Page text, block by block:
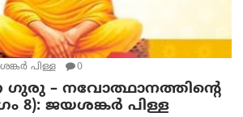
പിള്ള 0
ഗുരു – നവോത്ഥാനത്തിന്റെ
8): ജയശങ്കര്‍ പിള്ള